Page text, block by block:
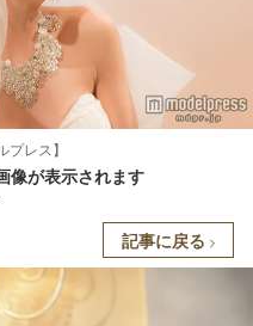
レス】
像が表示されます
記事に戻る